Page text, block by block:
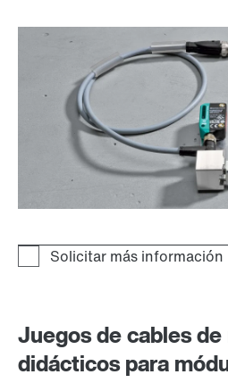
Juegos de cables
didácticos para